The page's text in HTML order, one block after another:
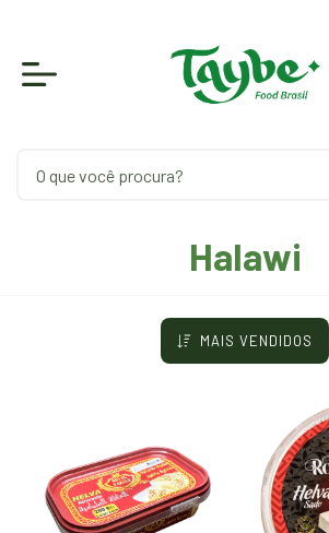
Halawi
MAIS VENDIDOS